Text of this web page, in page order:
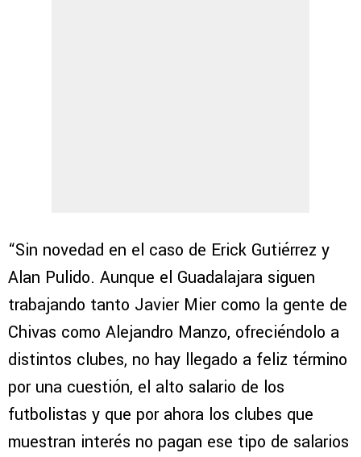
“Sin novedad en el caso de Erick Gutiérrez y
Alan Pulido. Aunque el Guadalajara siguen
trabajando tanto Javier Mier como la gente de
Chivas como Alejandro Manzo, ofreciéndolo a
distintos clubes, no hay llegado a feliz término
por una cuestión, el alto salario de los
futbolistas y que por ahora los clubes que
muestran interés no pagan ese tipo de salarios